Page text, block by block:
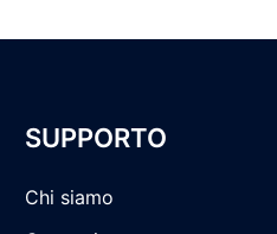
SUPPORTO
Chi siamo